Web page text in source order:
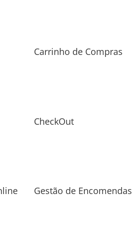
Carrinho de Compras
CheckOut
Gestão de Encomendas